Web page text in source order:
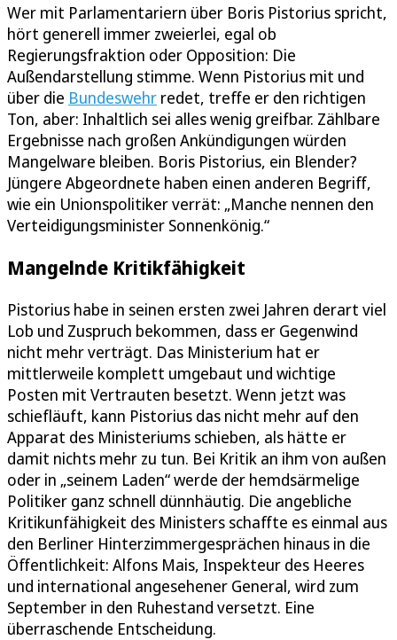
Wer mit Parlamentariern über Boris Pistorius spricht,
hört generell immer zweierlei, egal ob
Regierungsfraktion oder Opposition: Die
Außendarstellung stimme. Wenn Pistorius mit und
über die Bundeswehr redet, treffe er den richtigen
Ton, aber: Inhaltlich sei alles wenig greifbar. Zählbare
Ergebnisse nach großen Ankündigungen würden
Mangelware bleiben. Boris Pistorius, ein Blender?
Jüngere Abgeordnete haben einen anderen Begriff,
wie ein Unionspolitiker verrät: „Manche nennen den
Verteidigungsminister Sonnenkönig.“
Mangelnde Kritikfähigkeit
Pistorius habe in seinen ersten zwei Jahren derart viel
Lob und Zuspruch bekommen, dass er Gegenwind
nicht mehr verträgt. Das Ministerium hat er
mittlerweile komplett umgebaut und wichtige
Posten mit Vertrauten besetzt. Wenn jetzt was
schiefläuft, kann Pistorius das nicht mehr auf den
Apparat des Ministeriums schieben, als hätte er
damit nichts mehr zu tun. Bei Kritik an ihm von außen
oder in „seinem Laden“ werde der hemdsärmelige
Politiker ganz schnell dünnhäutig. Die angebliche
Kritikunfähigkeit des Ministers schaffte es einmal aus
den Berliner Hinterzimmergesprächen hinaus in die
Öffentlichkeit: Alfons Mais, Inspekteur des Heeres
und international angesehener General, wird zum
September in den Ruhestand versetzt. Eine
überraschende Entscheidung.